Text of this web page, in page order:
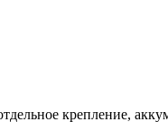
крепление,